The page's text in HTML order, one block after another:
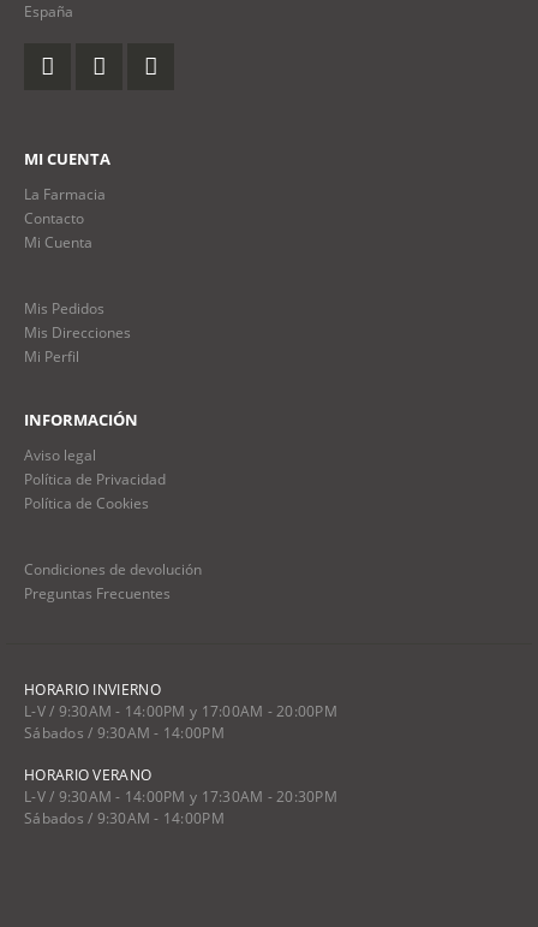
España
MI CUENTA
La Farmacia
Contacto
Mi Cuenta
Mis Pedidos
Mis Direcciones
Mi Perfil
INFORMACIÓN
Aviso legal
Política de Privacidad
Política de Cookies
Condiciones de devolución
Preguntas Frecuentes
HORARIO INVIERNO
L-V / 9:30AM - 14:00PM y 17:00AM - 20:00PM
Sábados / 9:30AM - 14:00PM
HORARIO VERANO
L-V / 9:30AM - 14:00PM y 17:30AM - 20:30PM
Sábados / 9:30AM - 14:00PM